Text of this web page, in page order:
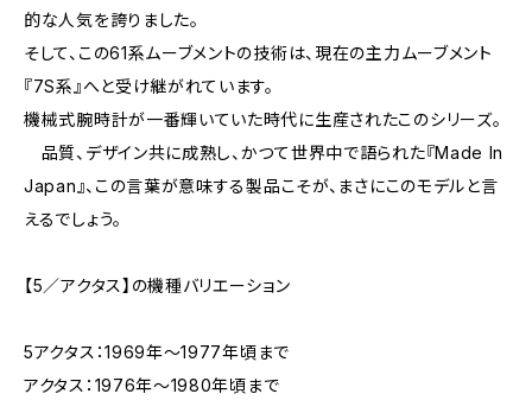
的な人気を誇りました。
そして、この61系ムーブメントの技術は、現在の主力ムーブメント
『7S系』へと受け継がれています。
機械式腕時計が一番輝いていた時代に生産されたこのシリーズ。
品質、デザイン共に成熟し、かつて世界中で語られた『Made In
Japan』、この言葉が意味する製品こそが、まさにこのモデルと言
えるでしょう。
【5／アクタス】の機種バリエーション
5アクタス：1969年～1977年頃まで
アクタス：1976年～1980年頃まで